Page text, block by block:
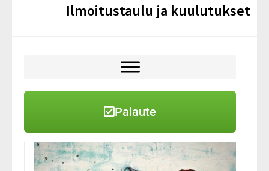
Ilmoitustaulu ja kuulutukset
Palaute